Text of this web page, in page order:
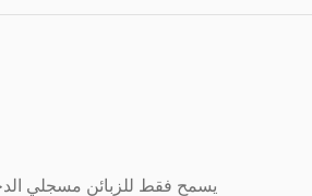
يسمح فقط للزبائن مسجلي